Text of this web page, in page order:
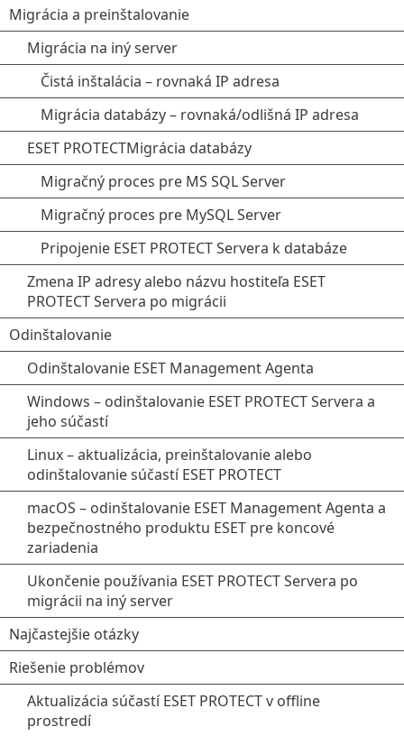
Migrácia a preinštalovanie
Migrácia na iný server
Čistá inštalácia – rovnaká IP adresa
Migrácia databázy – rovnaká/odlišná IP adresa
ESET PROTECTMigrácia databázy
Migračný proces pre MS SQL Server
Migračný proces pre MySQL Server
Pripojenie ESET PROTECT Servera k databáze
Zmena IP adresy alebo názvu hostiteľa ESET
PROTECT Servera po migrácii
Odinštalovanie
Odinštalovanie ESET Management Agenta
Windows – odinštalovanie ESET PROTECT Servera a
jeho súčastí
Linux – aktualizácia, preinštalovanie alebo
odinštalovanie súčastí ESET PROTECT
macOS – odinštalovanie ESET Management Agenta a
bezpečnostného produktu ESET pre koncové
zariadenia
Ukončenie používania ESET PROTECT Servera po
migrácii na iný server
Najčastejšie otázky
Riešenie problémov
Aktualizácia súčastí ESET PROTECT v offline
prostredí